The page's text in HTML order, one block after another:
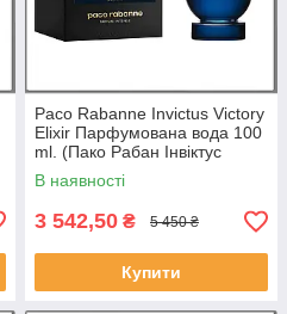
Paco Rabanne Invictus Victory
Elixir Парфумована вода 100
ml. (Пако Рабан Інвіктус
Вікторі Еліксир)
В наявності
3 542,50 ₴ 5 450 ₴
Купити